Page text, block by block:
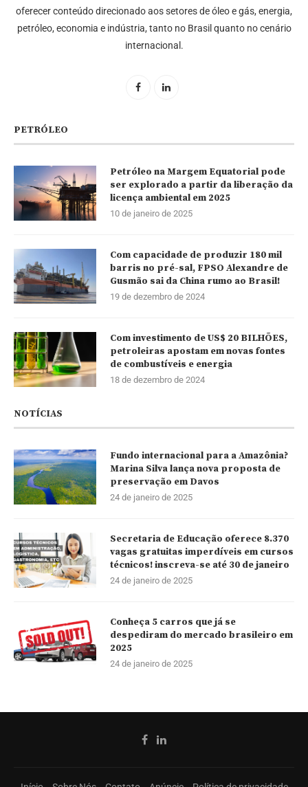
oferecer conteúdo direcionado aos setores de óleo e gás, energia,
petróleo, economia e indústria, tanto no Brasil quanto no cenário
internacional.
PETRÓLEO
Petróleo na Margem Equatorial pode
ser explorado a partir da liberação da
licença ambiental em 2025
10 de janeiro de 2025
Com capacidade de produzir 180 mil
barris no pré-sal, FPSO Alexandre de
Gusmão sai da China rumo ao Brasil!
19 de dezembro de 2024
Com investimento de US$ 20 BILHÕES,
petroleiras apostam em novas fontes
de combustíveis e energia
18 de dezembro de 2024
NOTÍCIAS
Fundo internacional para a Amazônia?
Marina Silva lança nova proposta de
preservação em Davos
24 de janeiro de 2025
Secretaria de Educação oferece 8.370
vagas gratuitas imperdíveis em cursos
técnicos! inscreva-se até 30 de janeiro
24 de janeiro de 2025
Conheça 5 carros que já se
despediram do mercado brasileiro em
2025
24 de janeiro de 2025